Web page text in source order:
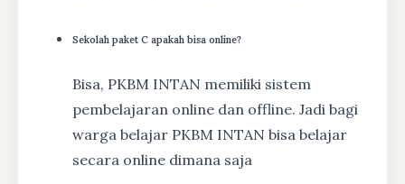
Sekolah paket C apakah bisa online?
Bisa, PKBM INTAN memiliki sistem
pembelajaran online dan offline. Jadi bagi
warga belajar PKBM INTAN bisa belajar
secara online dimana saja